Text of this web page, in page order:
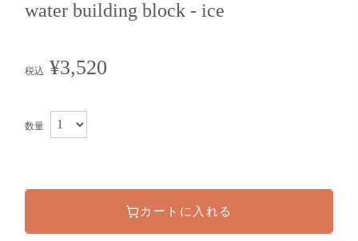
water building block - ice
税込 ¥3,520
数量
カートに入れる